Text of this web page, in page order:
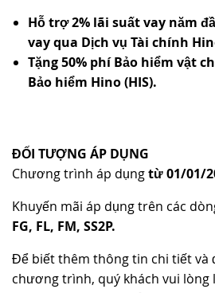
Hỗ trợ 2% lãi suất vay năm
vay qua Dịch vụ Tài chính
Tặng 50% phíBảo hiểm vật
Bảo hiểm Hino (HIS).
ĐỐI TƯỢNG ÁP DỤNG
Chương trình áp dụngtừ01/01/
Khuyến mãi áp dụng trên các
FG, FL, FM, SS2P.
Để biết thêm thông tin chi tiết và
chương trình, quý khách vui lòng